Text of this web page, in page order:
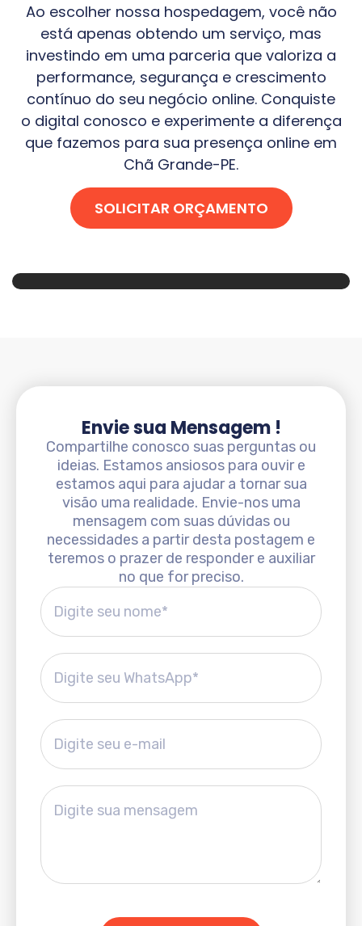
Ao escolher nossa hospedagem, você não
está apenas obtendo um serviço, mas
investindo em uma parceria que valoriza a
performance, segurança e crescimento
contínuo do seu negócio online. Conquiste
o digital conosco e experimente a diferença
que fazemos para sua presença online em
Chã Grande-PE.
SOLICITAR ORÇAMENTO
Envie sua Mensagem !
Compartilhe conosco suas perguntas ou
ideias. Estamos ansiosos para ouvir e
estamos aqui para ajudar a tornar sua
visão uma realidade. Envie-nos uma
mensagem com suas dúvidas ou
necessidades a partir desta postagem e
teremos o prazer de responder e auxiliar
no que for preciso.